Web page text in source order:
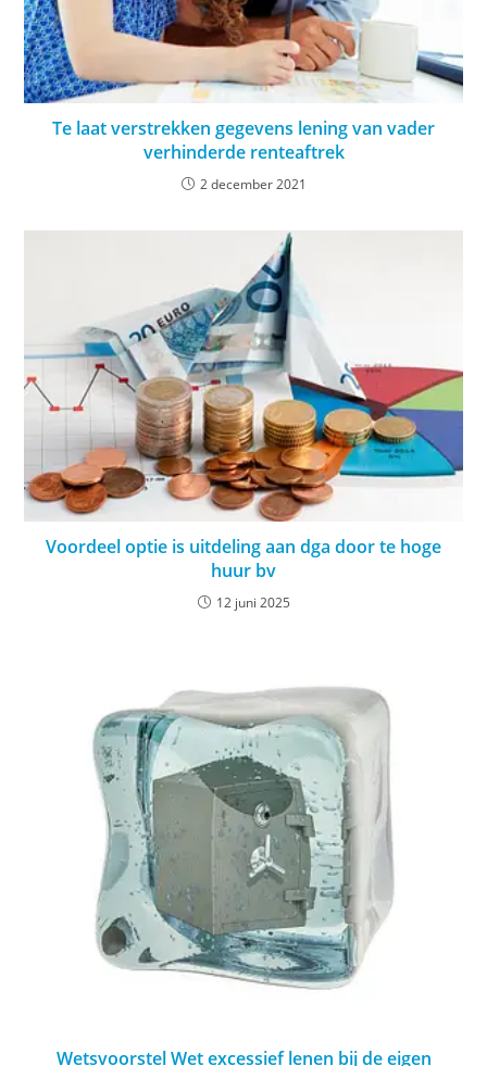
Te laat verstrekken gegevens lening van vader
verhinderde renteaftrek
2 december 2021
Voordeel optie is uitdeling aan dga door te hoge
huur bv
12 juni 2025
Wetsvoorstel Wet excessief lenen bij de eigen